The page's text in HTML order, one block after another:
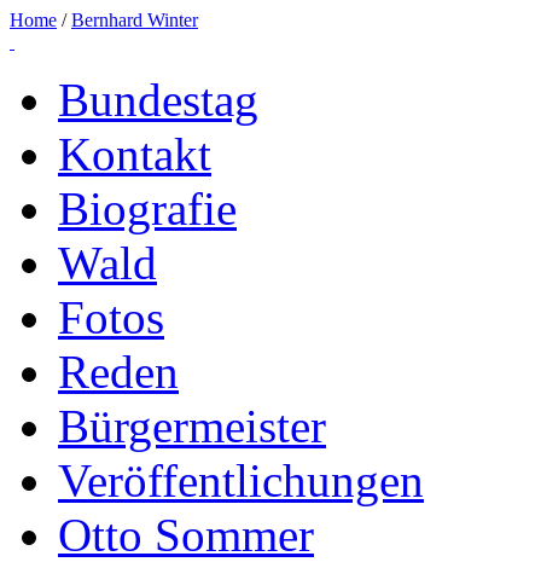
Home /Bernhard Winter
Bundestag
Kontakt
Biografie
Wald
Fotos
Reden
Bürgermeister
Veröffentlichungen
Otto Sommer